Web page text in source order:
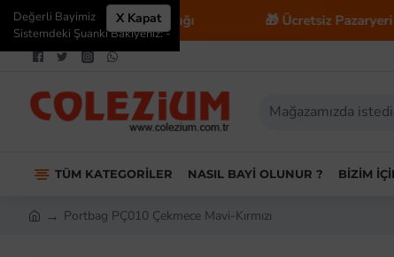
Danışmanlığı 🎁 Ücretsiz Pazaryeri
TÜM KATEGORILER NASIL BAYI OLUNUR ? BIZIM
X Kapat
Değerli Bayimiz
Sistemdeki Şuanki Bakiyeniz: -
Portbag PÇ010 Çekmece Mavi-Kırmızı